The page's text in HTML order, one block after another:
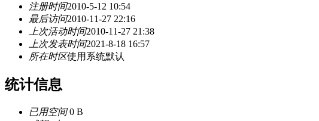
注册时间2010-5-12 10:54
最后访问2010-11-27 22:16
上次活动时间2010-11-27 21:38
上次发表时间2021-8-18 16:57
所在时区使用系统默认
统计信息
已用空间0 B